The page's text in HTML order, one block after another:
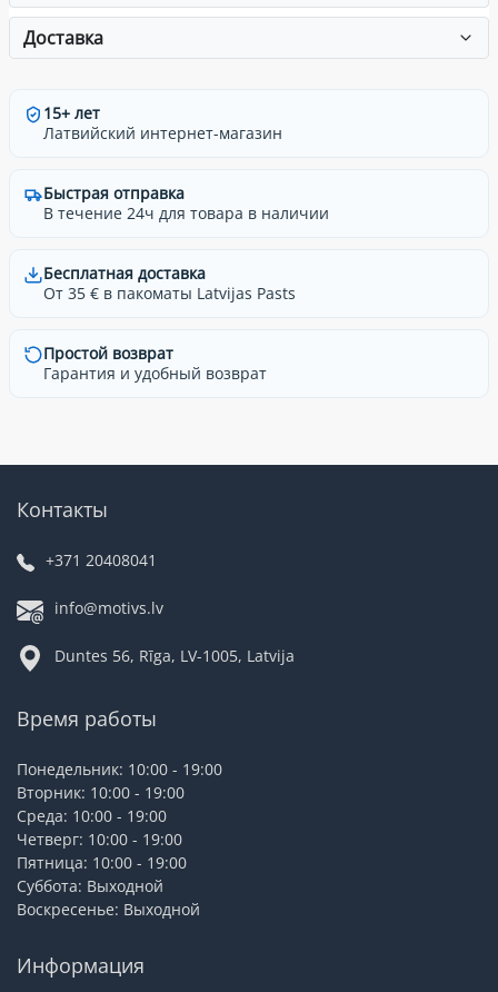
Доставка
15+ лет
Латвийский интернет-магазин
Быстрая отправка
В течение 24ч для товара в наличии
Бесплатная доставка
От 35 € в пакоматы Latvijas Pasts
Простой возврат
Гарантия и удобный возврат
Контакты
+371 20408041
info@motivs.lv
Duntes 56, Rīga, LV-1005, Latvija
Время работы
Понедельник: 10:00 - 19:00
Вторник: 10:00 - 19:00
Среда: 10:00 - 19:00
Четверг: 10:00 - 19:00
Пятница: 10:00 - 19:00
Суббота: Выходной
Воскресенье: Выходной
Информация